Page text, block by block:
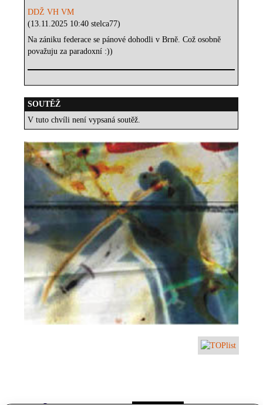
DDŽ VH VM
(13.11.2025 10:40 stelca77)
Na zániku federace se pánové dohodli v Brně. Což osobně
považuju za paradoxní :))
SOUTĚŽ
V tuto chvíli není vypsaná soutěž.